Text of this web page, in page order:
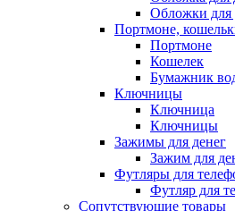
Обложки для
Портмоне,
Портмоне
Кошелек
Бумажник
Ключницы
Ключница
Ключницы
Зажимы для денег
Зажим для
Футляры для
Футляр для
Сопутствующие товары